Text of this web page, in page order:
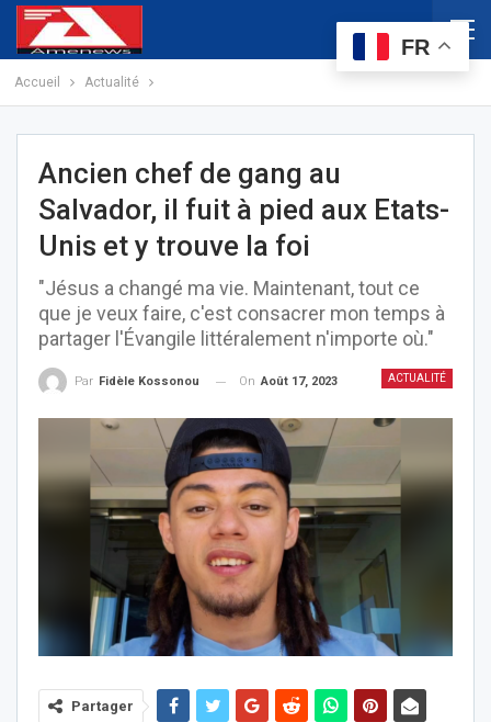
Accueil Actualité
Ancien chef de gang au
Salvador, il fuit à pied aux Etats-
Unis et y trouve la foi
"Jésus a changé ma vie. Maintenant, tout ce
que je veux faire, c'est consacrer mon temps à
partager l'Évangile littéralement n'importe où."
ACTUALITÉ
Par Fidèle Kossonou On Août 17, 2023
Partager
FR